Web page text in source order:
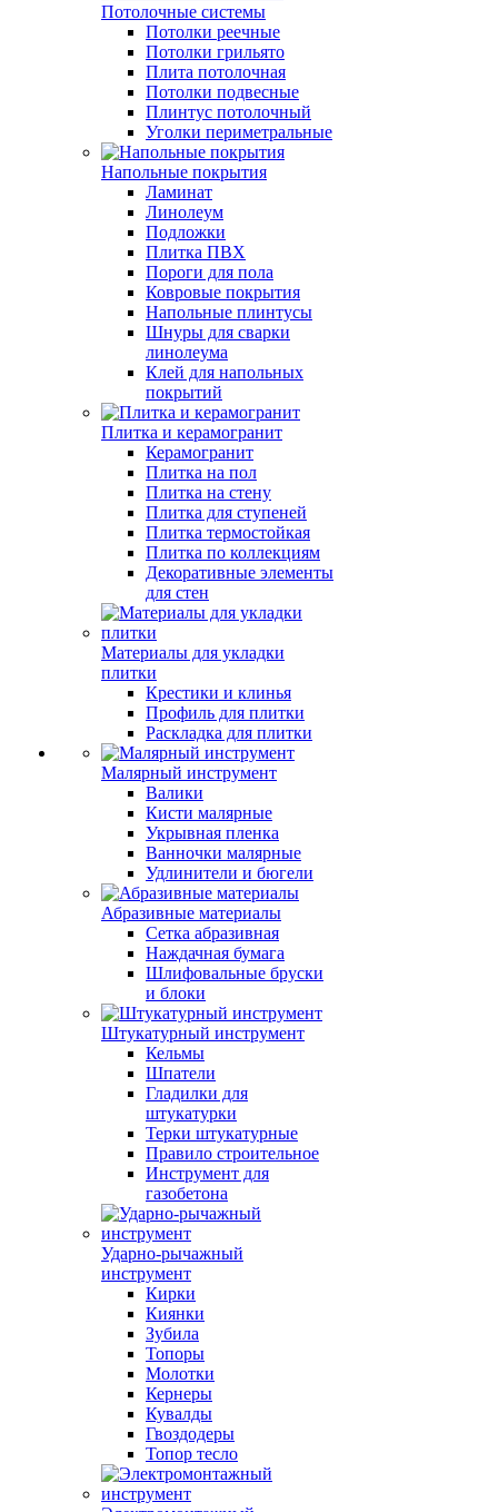
Потолочные системы
Потолки реечные
Потолки грильято
Плита потолочная
Потолки подвесные
Плинтус потолочный
Уголки периметральные
Напольные покрытия
Ламинат
Линолеум
Подложки
Плитка ПВХ
Пороги для пола
Ковровые покрытия
Напольные плинтусы
Шнуры для сварки
линолеума
Клей для напольных
покрытий
Плитка и керамогранит
Керамогранит
Плитка на пол
Плитка на стену
Плитка для ступеней
Плитка термостойкая
Плитка по коллекциям
Декоративные элементы
для стен
Материалы для укладки
плитки
Крестики и клинья
Профиль для плитки
Раскладка для плитки
Малярный инструмент
Валики
Кисти малярные
Укрывная пленка
Ванночки малярные
Удлинители и бюгели
Абразивные материалы
Сетка абразивная
Наждачная бумага
Шлифовальные бруски
и блоки
Штукатурный инструмент
Кельмы
Шпатели
Гладилки для
штукатурки
Терки штукатурные
Правило строительное
Инструмент для
газобетона
Ударно-рычажный
инструмент
Кирки
Киянки
Зубила
Топоры
Молотки
Кернеры
Кувалды
Гвоздодеры
Топор тесло